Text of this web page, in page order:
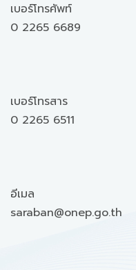
เบอร์โทรศัพท์
0 2265 6689
เบอร์โทรสาร
0 2265 6511
อีเมล
saraban@onep.go.th